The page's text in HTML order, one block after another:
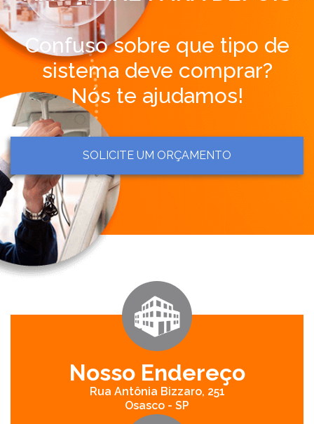
Confuso sobre que tipo de
sistema deve comprar?
Nós te ajudamos!
SOLICITE UM ORÇAMENTO
Nosso Endereço
Rua Antônia Bizzaro, 251
Osasco - SP